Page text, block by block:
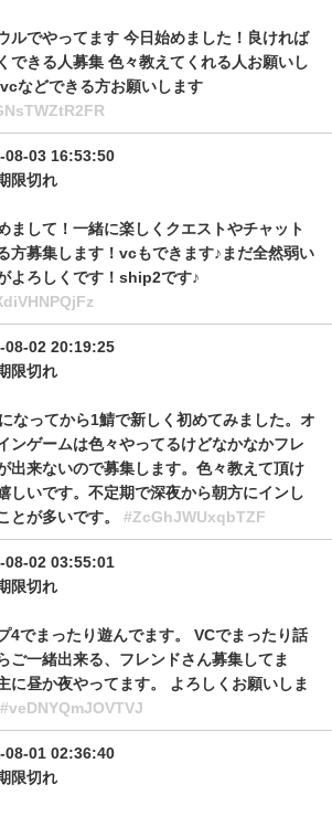
ルでやってます 今日始めました！良ければ
できる人募集 色々教えてくれる人お願いし
などできる方お願いします
08-03 16:53:50
限切れ
まして！一緒に楽しくクエストやチャット
方募集します！vcもできます♪まだ全然弱い
よろしくです！ship2です♪
08-02 20:19:25
限切れ
なってから1鯖で新しく初めてみました。オ
ンゲームは色々やってるけどなかなかフレ
出来ないので募集します。色々教えて頂け
しいです。不定期で深夜から朝方にインし
とが多いです。 #ZcGhJWUxqbTZF
08-02 03:55:01
限切れ
4でまったり遊んでます。 VCでまったり話
ご一緒出来る、フレンドさん募集してま
に昼か夜やってます。 よろしくお願いしま
#veDNYQmJOVTVJ
08-01 02:36:40
限切れ